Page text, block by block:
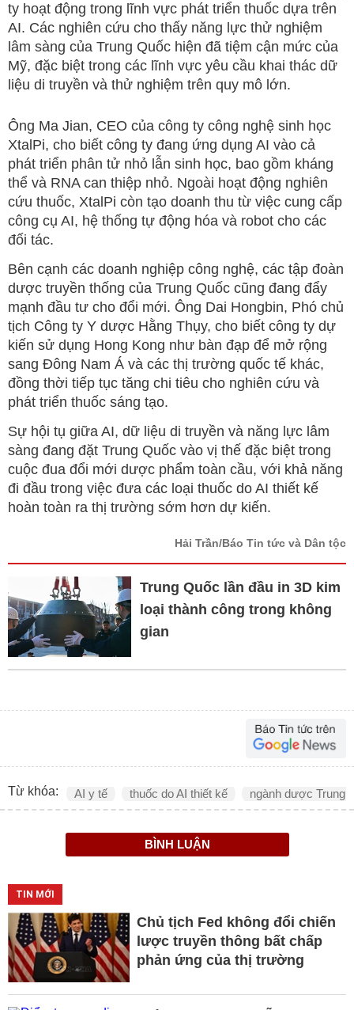
ty hoạt động trong lĩnh vực phát triển thuốc dựa trên
AI. Các nghiên cứu cho thấy năng lực thử nghiệm
lâm sàng của Trung Quốc hiện đã tiệm cận mức của
Mỹ, đặc biệt trong các lĩnh vực yêu cầu khai thác dữ
liệu di truyền và thử nghiệm trên quy mô lớn.
Ông Ma Jian, CEO của công ty công nghệ sinh học
XtalPi, cho biết công ty đang ứng dụng AI vào cả
phát triển phân tử nhỏ lẫn sinh học, bao gồm kháng
thể và RNA can thiệp nhỏ. Ngoài hoạt động nghiên
cứu thuốc, XtalPi còn tạo doanh thu từ việc cung cấp
công cụ AI, hệ thống tự động hóa và robot cho các
đối tác.
Bên cạnh các doanh nghiệp công nghệ, các tập đoàn
dược truyền thống của Trung Quốc cũng đang đẩy
mạnh đầu tư cho đổi mới. Ông Dai Hongbin, Phó chủ
tịch Công ty Y dược Hằng Thụy, cho biết công ty dự
kiến sử dụng Hong Kong như bàn đạp để mở rộng
sang Đông Nam Á và các thị trường quốc tế khác,
đồng thời tiếp tục tăng chi tiêu cho nghiên cứu và
phát triển thuốc sáng tạo.
Sự hội tụ giữa AI, dữ liệu di truyền và năng lực lâm
sàng đang đặt Trung Quốc vào vị thế đặc biệt trong
cuộc đua đổi mới dược phẩm toàn cầu, với khả năng
đi đầu trong việc đưa các loại thuốc do AI thiết kế
hoàn toàn ra thị trường sớm hơn dự kiến.
Hải Trần/Báo Tin tức và Dân tộc
Trung Quốc lần đầu in 3D kim
loại thành công trong không
gian
Từ khóa: AI y tế thuốc do AI thiết kế ngành dược Trung
BÌNH LUẬN
TIN MỚI
Chủ tịch Fed không đổi chiến
lược truyền thông bất chấp
phản ứng của thị trường